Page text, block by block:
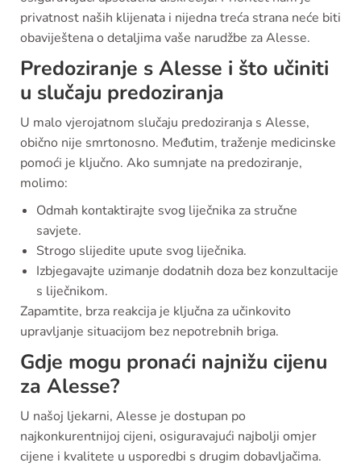
privatnost naših klijenata i nijedna treća strana neće biti
obaviještena o detaljima vaše narudžbe za Alesse.
Predoziranje s Alesse i što učiniti
u slučaju predoziranja
U malo vjerojatnom slučaju predoziranja s Alesse,
obično nije smrtonosno. Međutim, traženje medicinske
pomoći je ključno. Ako sumnjate na predoziranje,
molimo:
Odmah kontaktirajte svog liječnika za stručne
savjete.
Strogo slijedite upute svog liječnika.
Izbjegavajte uzimanje dodatnih doza bez konzultacije
s liječnikom.
Zapamtite, brza reakcija je ključna za učinkovito
upravljanje situacijom bez nepotrebnih briga.
Gdje mogu pronaći najnižu cijenu
za Alesse?
U našoj ljekarni, Alesse je dostupan po
najkonkurentnijoj cijeni, osiguravajući najbolji omjer
cijene i kvalitete u usporedbi s drugim dobavljačima.